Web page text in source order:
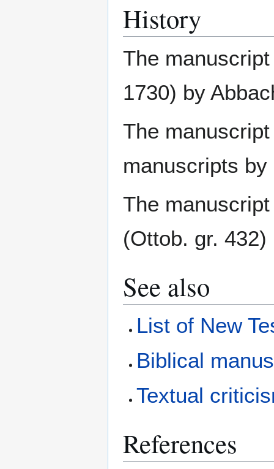
History
The
1730) by
The
manuscripts by
The
(Ottob. gr.
See also
List of New
Biblical
Textual
References